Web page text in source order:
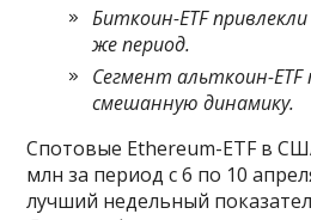
Биткоин-ETF
же период.
Сегмент альткоин-
смешанную динамику.
Спотовые Ethereum-ETF в
млн за период с 6 по 10
лучший недельный